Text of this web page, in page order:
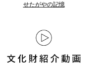
せたがやの記憶